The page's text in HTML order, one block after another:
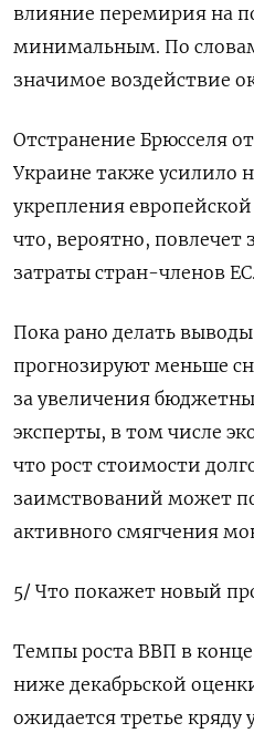
влияние перемирия на
минимальным. По
значимое воздействие
Отстранение Брюсселя
Украине также усилило
укрепления
что, вероятно, повлечет
затраты стран-членов ЕС.
Пока рано делать
прогнозируют меньше
за увеличения
эксперты, в том числе
что рост стоимости
заимствований может
активного смягчения
5/ Что покажет новый
Темпы роста ВВП в конце
ниже декабрьской
ожидается третье кряду